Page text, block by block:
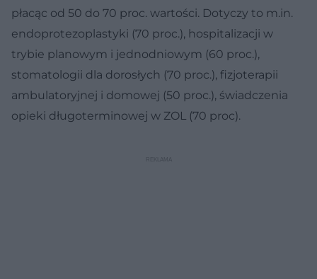
płacąc od 50 do 70 proc. wartości. Dotyczy to m.in.
endoprotezoplastyki (70 proc.), hospitalizacji w
trybie planowym i jednodniowym (60 proc.),
stomatologii dla dorosłych (70 proc.), fizjoterapii
ambulatoryjnej i domowej (50 proc.), świadczenia
opieki długoterminowej w ZOL (70 proc).